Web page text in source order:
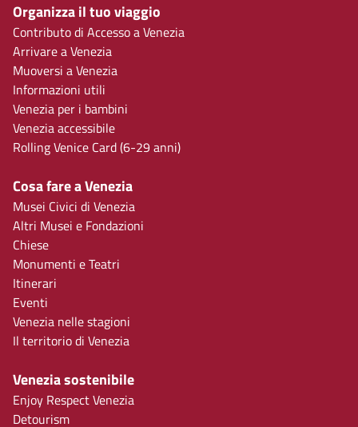
Organizza il tuo viaggio
Contributo di Accesso a Venezia
Arrivare a Venezia
Muoversi a Venezia
Informazioni utili
Venezia per i bambini
Venezia accessibile
Rolling Venice Card (6-29 anni)
Cosa fare a Venezia
Musei Civici di Venezia
Altri Musei e Fondazioni
Chiese
Monumenti e Teatri
Itinerari
Eventi
Venezia nelle stagioni
Il territorio di Venezia
Venezia sostenibile
Enjoy Respect Venezia
Detourism